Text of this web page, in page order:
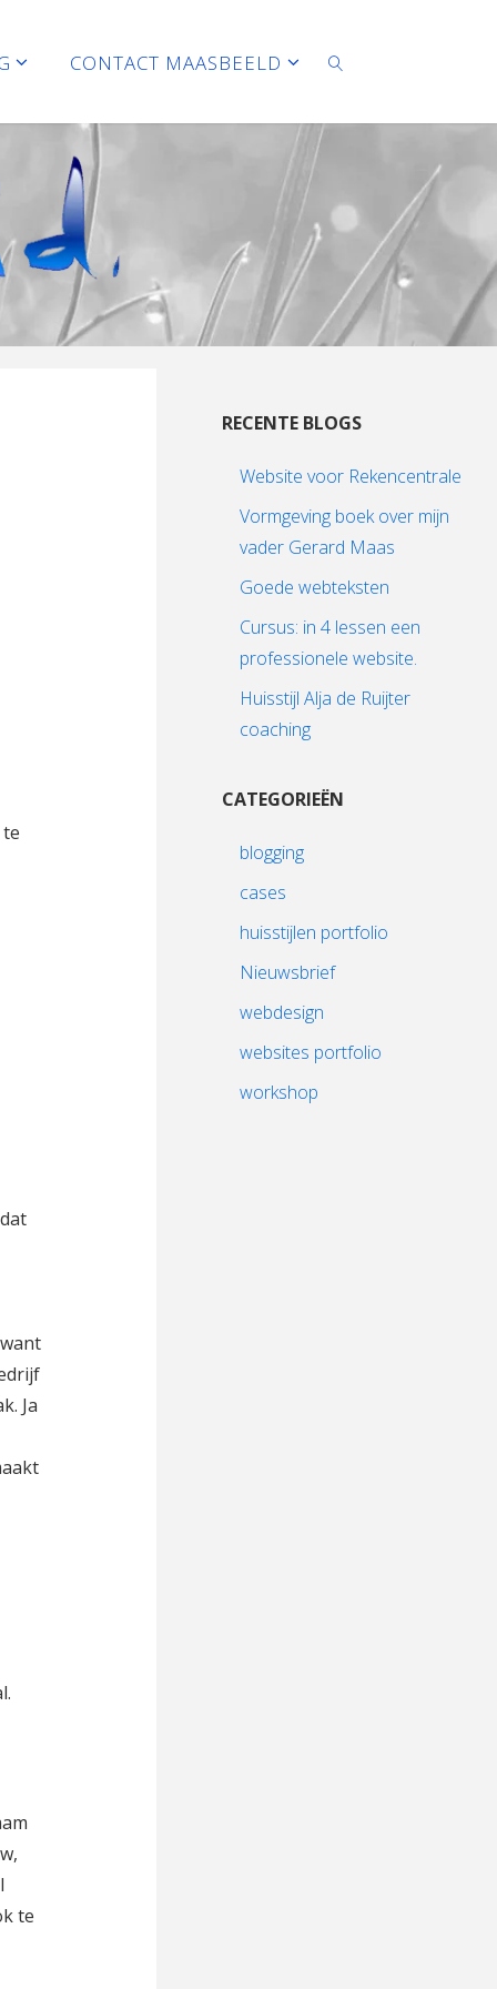
CONTACT MAASBEELD
Ja
te
RECENTE BLOGS
Website voor Rekencentrale
Vormgeving boek over mijn
vader Gerard Maas
Goede webteksten
Cursus: in 4 lessen een
professionele website.
Huisstijl Alja de Ruijter
coaching
CATEGORIEËN
blogging
cases
huisstijlen portfolio
Nieuwsbrief
webdesign
websites portfolio
workshop